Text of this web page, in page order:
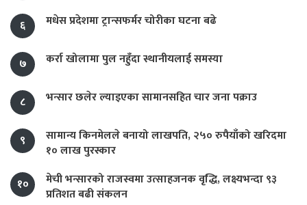
६ मधेस प्रदेशमा ट्रान्सफर्मर चोरीका घटना बढे
७ कर्रा खोलामा पुल नहुँदा स्थानीयलाई समस्या
८ भन्सार छलेर ल्याइएका सामानसहित चार जना पक्राउ
९
सामान्य किनमेलले बनायो लाखपति, २५० रुपैयाँको खरिदमा
१० लाख पुरस्कार
१०
मेची भन्सारको राजस्वमा उत्साहजनक वृद्धि, लक्ष्यभन्दा ९३
प्रतिशत बढी संकलन